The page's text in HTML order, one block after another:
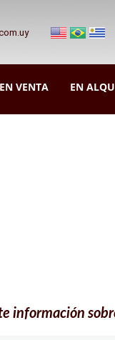
EN VENTA EN
información